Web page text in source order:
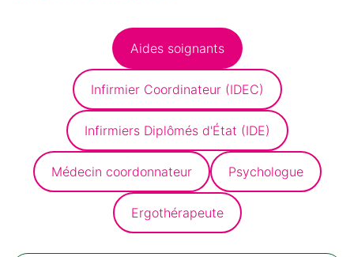
Présentation
Démarche Éco responsable
Les équipes soignantes
Activités thérapeutiques
Nos valeurs
Aides soignants
Infirmier Coordinateur (IDEC)
Infirmiers Diplômés d'État (IDE)
Médecin coordonnateur Psychologue
Ergothérapeute